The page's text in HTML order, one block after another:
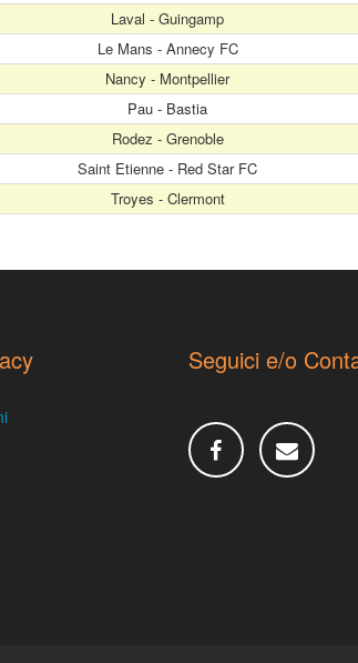
Laval - Guingamp
Le Mans - Annecy FC
Nancy - Montpellier
Pau - Bastia
Rodez - Grenoble
Saint Etienne - Red Star FC
Troyes - Clermont
Seguici e/o